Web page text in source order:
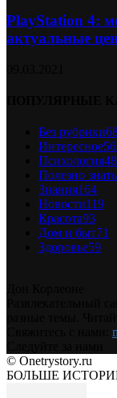
PlayStation 4:
актуальные
Без рубрики
Интересное
Психология
Полезно знать
Знания164
Новости119
Красота93
Дом и быт71
Здоровье59
© Onetrystory.ru
БОЛЬШЕ